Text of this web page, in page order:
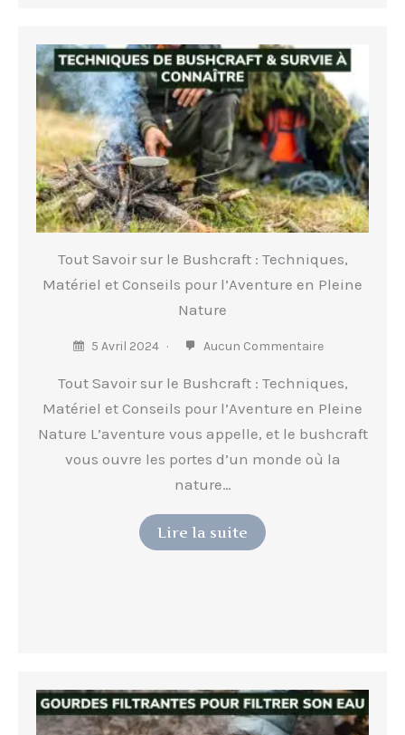
Tout Savoir sur le Bushcraft : Techniques,
Matériel et Conseils pour l’Aventure en Pleine
Nature
5 Avril 2024 Aucun Commentaire
Tout Savoir sur le Bushcraft : Techniques,
Matériel et Conseils pour l’Aventure en Pleine
Nature L’aventure vous appelle, et le bushcraft
vous ouvre les portes d’un monde où la
nature…
Lire la suite